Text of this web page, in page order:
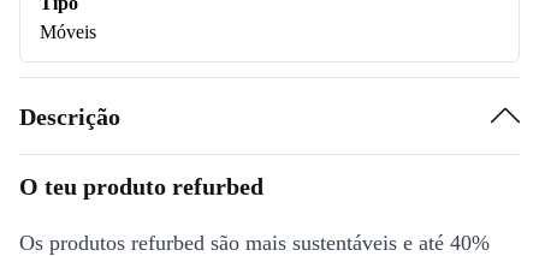
Móveis
Descrição
O teu produto refurbed
Os produtos refurbed são mais sustentáveis e até 40%